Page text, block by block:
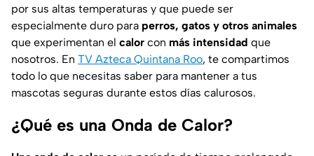
por sus altas temperaturas y que puede ser
especialmente duro para perros, gatos y otros animales
que experimentan el calor con más intensidad que
nosotros. En TV Azteca Quintana Roo, te compartimos
todo lo que necesitas saber para mantener a tus
mascotas seguras durante estos días calurosos.
¿Qué es una Onda de Calor?